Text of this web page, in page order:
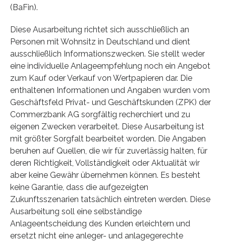
(BaFin).
Diese Ausarbeitung richtet sich ausschließlich an
Personen mit Wohnsitz in Deutschland und dient
ausschließlich Informationszwecken. Sie stellt weder
eine individuelle Anlageempfehlung noch ein Angebot
zum Kauf oder Verkauf von Wertpapieren dar. Die
enthaltenen Informationen und Angaben wurden vom
Geschäftsfeld Privat- und Geschäftskunden (ZPK) der
Commerzbank AG sorgfältig recherchiert und zu
eigenen Zwecken verarbeitet. Diese Ausarbeitung ist
mit größter Sorgfalt bearbeitet worden. Die Angaben
beruhen auf Quellen, die wir für zuverlässig halten, für
deren Richtigkeit, Vollständigkeit oder Aktualität wir
aber keine Gewähr übernehmen können. Es besteht
keine Garantie, dass die aufgezeigten
Zukunftsszenarien tatsächlich eintreten werden. Diese
Ausarbeitung soll eine selbständige
Anlageentscheidung des Kunden erleichtern und
ersetzt nicht eine anleger- und anlagegerechte